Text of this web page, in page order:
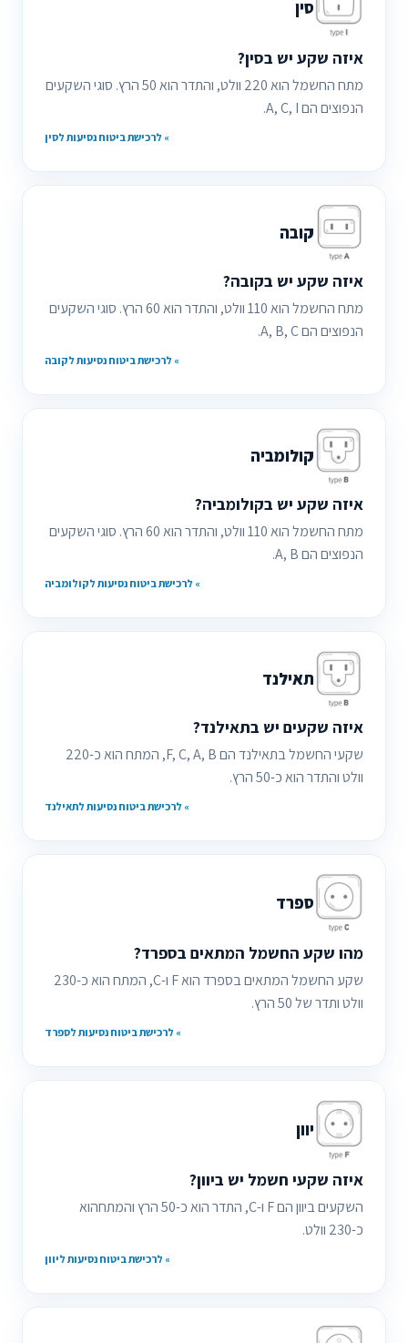
סין
איזה שקע יש בסין?
מתח החשמל הוא 220 וולט, והתדר הוא 50 הרץ. סוגי השקעים
הנפוצים הם A, C, I.
» לרכישת ביטוח נסיעות לסין
קובה
איזה שקע יש בקובה?
מתח החשמל הוא 110 וולט, והתדר הוא 60 הרץ. סוגי השקעים
הנפוצים הם A, B, C.
» לרכישת ביטוח נסיעות לקובה
קולומביה
איזה שקע יש בקולומביה?
מתח החשמל הוא 110 וולט, והתדר הוא 60 הרץ. סוגי השקעים
הנפוצים הם A, B.
» לרכישת ביטוח נסיעות לקולומביה
תאילנד
איזה שקעים יש בתאילנד?
שקעי החשמל בתאילנד הם F, C, A, B, המתח הוא כ-220
וולט והתדר הוא כ-50 הרץ.
» לרכישת ביטוח נסיעות לתאילנד
ספרד
מהו שקע החשמל המתאים בספרד?
שקע החשמל המתאים בספרד הוא F ו-C, המתח הוא כ-230
וולט ותדר של 50 הרץ.
» לרכישת ביטוח נסיעות לספרד
יוון
איזה שקעי חשמל יש ביוון?
השקעים ביוון הם F ו-C, התדר הוא כ-50 הרץ והמתחהוא
כ-230 וולט.
» לרכישת ביטוח נסיעות ליוון